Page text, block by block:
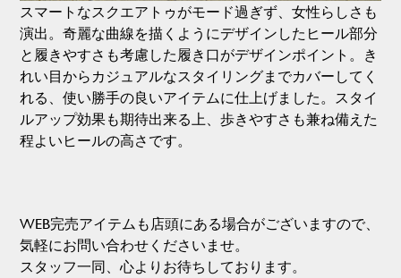
スマートなスクエアトゥがモード過ぎず、女性らしさも
演出。奇麗な曲線を描くようにデザインしたヒール部分
と履きやすさも考慮した履き口がデザインポイント。き
れい目からカジュアルなスタイリングまでカバーしてく
れる、使い勝手の良いアイテムに仕上げました。スタイ
ルアップ効果も期待出来る上、歩きやすさも兼ね備えた
程よいヒールの高さです。
WEB完売アイテムも店頭にある場合がございますので、
気軽にお問い合わせくださいませ。
スタッフ一同、心よりお待ちしております。